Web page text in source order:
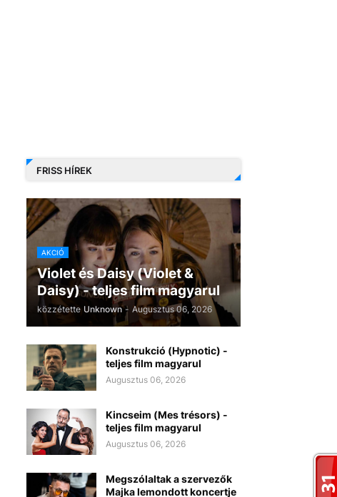
FRISS HÍREK
AKCIÓ
Violet és Daisy (Violet &
Daisy) - teljes film magyarul
közzétette Unknown - Augusztus 06, 2026
Konstrukció (Hypnotic) -
teljes film magyarul
Augusztus 06, 2026
Kincseim (Mes trésors) -
teljes film magyarul
Augusztus 06, 2026
Megszólaltak a szervezők
Majka lemondott koncertje